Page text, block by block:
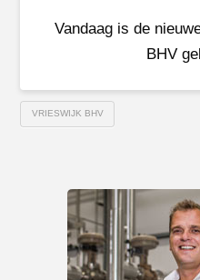
Vandaag is de
BHV
VRIESWIJK BHV